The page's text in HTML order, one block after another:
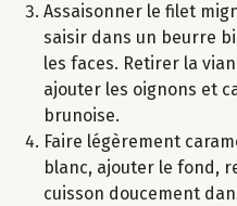
Assaisonner le filet
saisir dans un beurre
les faces. Retirer la
ajouter les oignons et
brunoise.
Faire légèrement
blanc, ajouter le fond,
cuisson doucement